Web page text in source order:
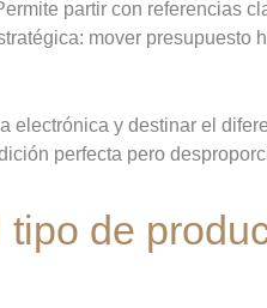
partir con referencias
mover
electrónica y destinar el
perfecta pero
de